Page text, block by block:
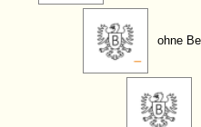
ohne